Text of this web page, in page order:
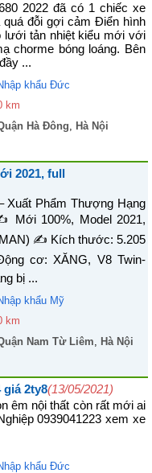
2022 đã có 1 chiếc xe
đỗi gợi cảm Điển hình
lưới tản nhiệt kiểu mới với
chorme bóng loáng. Bên
...
khẩu Đức
km
Hà Đông, Hà Nội
2021, full
Xuất Phẩm Thượng Hạng
100%, Model 2021,
✍ Kích thước: 5.205
cơ: XĂNG, V8 Twin-
bị ...
khẩu Mỹ
km
Nam Từ Liêm, Hà Nội
giá 2ty8(13/05/2021)
êm nội thất còn rất mới ai
0939041223 xem xe
khẩu Đức